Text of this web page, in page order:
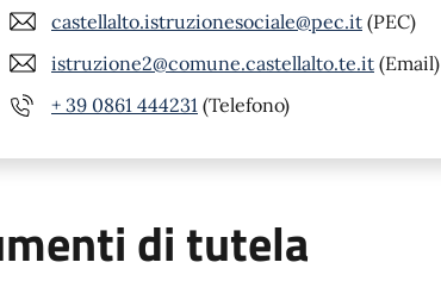
castellalto.istruzionesociale@pec.it (PEC)
istruzione2@comune.castellalto.te.it (Email)
+ 39 0861 444231 (Telefono)
di tutela